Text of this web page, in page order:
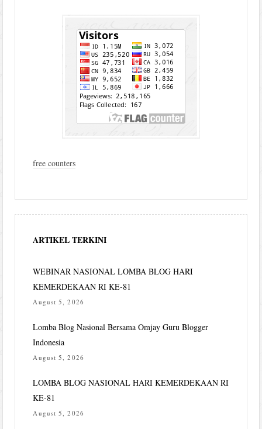
free counters
ARTIKEL TERKINI
WEBINAR NASIONAL LOMBA BLOG HARI
KEMERDEKAAN RI KE-81
August 5, 2026
Lomba Blog Nasional Bersama Omjay Guru Blogger
Indonesia
August 5, 2026
LOMBA BLOG NASIONAL HARI KEMERDEKAAN RI
KE-81
August 5, 2026